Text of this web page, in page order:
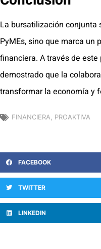
La bursatilización conjunta
PyMEs, sino que marca un
financiera. A través de este
demostrado que la
transformar la economía y
FINANCIERA, PROAKTIVA
FACEBOOK
TWITTER
LINKEDIN